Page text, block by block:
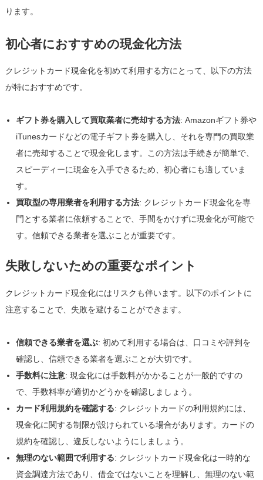
ります。
初心者におすすめの現金化方法
クレジットカード現金化を初めて利用する方にとって、以下の方法
が特におすすめです。
ギフト券を購入して買取業者に売却する方法: Amazonギフト券や
iTunesカードなどの電子ギフト券を購入し、それを専門の買取業
者に売却することで現金化します。この方法は手続きが簡単で、
スピーディーに現金を入手できるため、初心者にも適していま
す。
買取型の専用業者を利用する方法: クレジットカード現金化を専
門とする業者に依頼することで、手間をかけずに現金化が可能で
す。信頼できる業者を選ぶことが重要です。
失敗しないための重要なポイント
クレジットカード現金化にはリスクも伴います。以下のポイントに
注意することで、失敗を避けることができます。
信頼できる業者を選ぶ: 初めて利用する場合は、口コミや評判を
確認し、信頼できる業者を選ぶことが大切です。
手数料に注意: 現金化には手数料がかかることが一般的ですの
で、手数料率が適切かどうかを確認しましょう。
カード利用規約を確認する: クレジットカードの利用規約には、
現金化に関する制限が設けられている場合があります。カードの
規約を確認し、違反しないようにしましょう。
無理のない範囲で利用する: クレジットカード現金化は一時的な
資金調達方法であり、借金ではないことを理解し、無理のない範